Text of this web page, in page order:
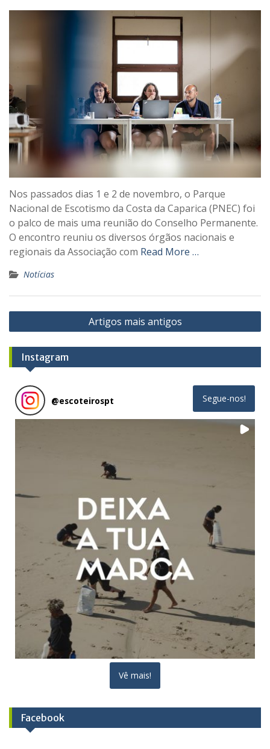
Nos passados dias 1 e 2 de novembro, o Parque
Nacional de Escotismo da Costa da Caparica (PNEC) foi
o palco de mais uma reunião do Conselho Permanente.
O encontro reuniu os diversos órgãos nacionais e
regionais da Associação com Read More …
Notícias
Navegação
de
artigos
Artigos mais antigos
Instagram
@escoteirospt Segue-nos!
Vê mais!
Facebook